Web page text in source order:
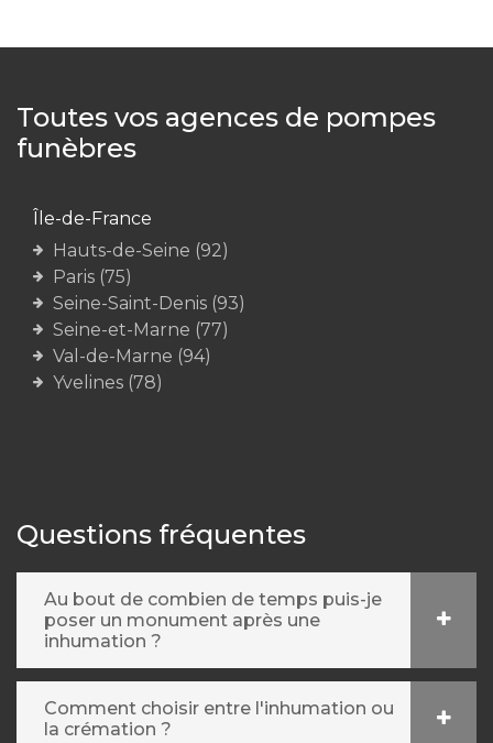
Toutes vos agences de pompes
funèbres
Île-de-France
Hauts-de-Seine (92)
Paris (75)
Seine-Saint-Denis (93)
Seine-et-Marne (77)
Val-de-Marne (94)
Yvelines (78)
Questions fréquentes
Au bout de combien de temps puis-je
poser un monument après une
inhumation ?
Comment choisir entre l'inhumation ou
la crémation ?